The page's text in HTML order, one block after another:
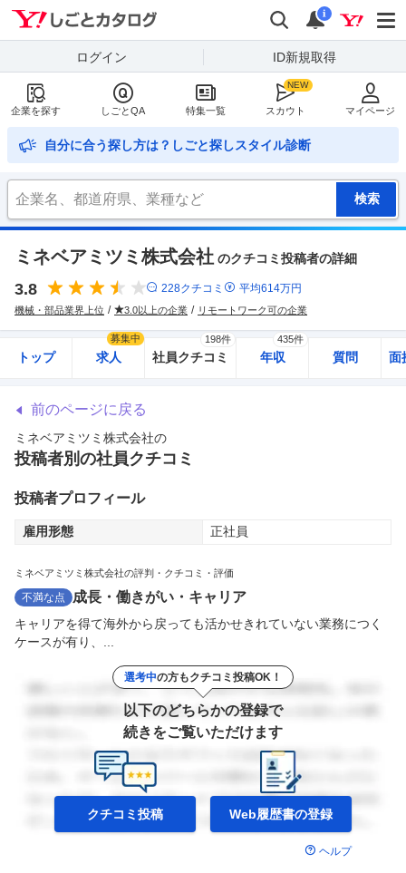
検索
通知
i
ログイン ID新規取得
企業を探す しごとQA 特集一覧 スカウト マイページ
自分に合う探し方は？しごと探しスタイル診断
ミネベアミツミ株式会社 のクチコミ投稿者の詳細
3.8 228クチコミ 平均614万円
機械・部品業界上位 3.0以上の企業 リモートワーク可の企業
トップ 求人
募集中
社員クチコミ
198件
年収
435件
質問 面
前のページに戻る
ミネベアミツミ株式会社の
投稿者別の社員クチコミ
投稿者プロフィール
雇用形態 正社員
ミネベアミツミ株式会社の評判・クチコミ・評価
不満な点 成長・働きがい・キャリア
キャリアを得て海外から戻っても活かせきれていない業務につく
ケースが有り、...
選考中の方もクチコミ投稿OK！
以下のどちらかの登録で
続きをご覧いただけます
クチコミ投稿 Web履歴書の登録
ヘルプ